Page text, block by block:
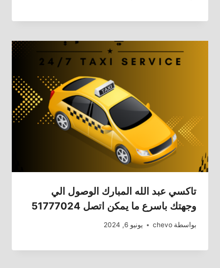
تاكسي عبد الله المبارك الوصول الي
وجهتك باسرع ما يمكن اتصل 51777024
بواسطة chevo يونيو 6, 2024